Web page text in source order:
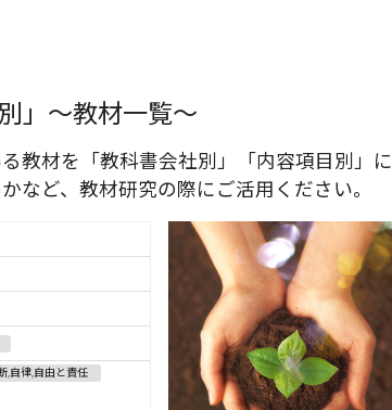
」～教材一覧～
教材を「教科書会社別」「内容項目別」に
など、教材研究の際にご活用ください。
,自律,自由と責任